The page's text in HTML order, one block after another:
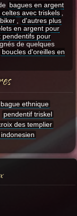
bagues en argent
celtes avec triskels
d'autres plus
en argent pour
pendentifs pour
de quelques
boucles d'oreilles en
bague ethnique
pendentif triskel
des templier